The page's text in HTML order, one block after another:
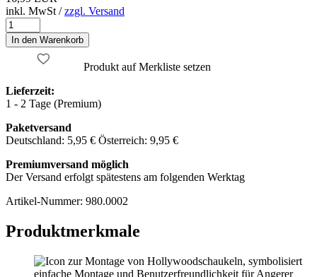
inkl. MwSt /zzgl. Versand
Produkt auf Merkliste setzen
Lieferzeit:
1 - 2 Tage (Premium)
Paketversand
Deutschland: 5,95 € Österreich: 9,95 €
Premiumversand möglich
Der Versand erfolgt spätestens am folgenden Werktag
Artikel-Nummer: 980.0002
Produktmerkmale